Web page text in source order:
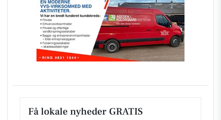
Få lokale nyheder GRATIS